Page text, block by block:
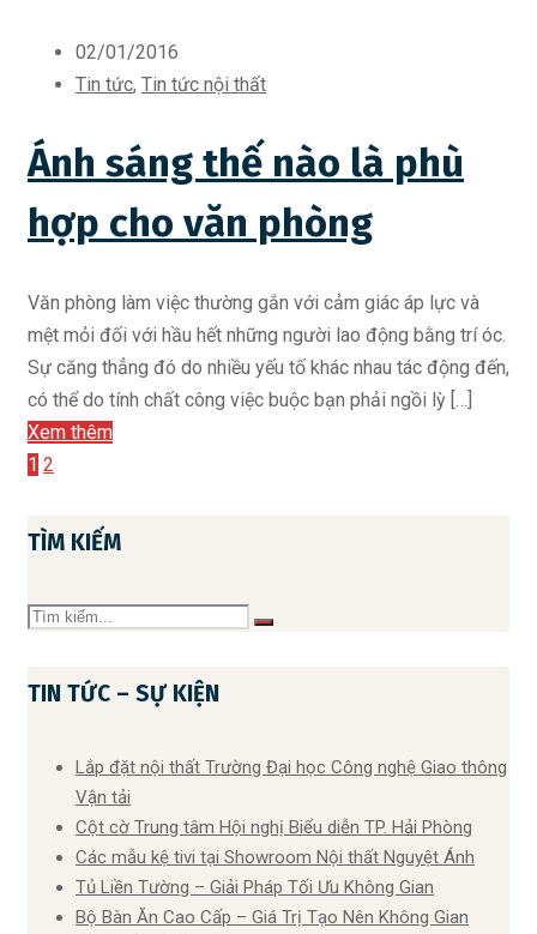
02/01/2016
Tin tức, Tin tức nội thất
Ánh sáng thế nào là phù
hợp cho văn phòng
Văn phòng làm việc thường gắn với cảm giác áp lực và
mệt mỏi đối với hầu hết những người lao động bằng trí óc.
Sự căng thẳng đó do nhiều yếu tố khác nhau tác động đến,
có thể do tính chất công việc buộc bạn phải ngồi lỳ […]
Xem thêm
1 2
TÌM KIẾM
TIN TỨC – SỰ KIỆN
Lắp đặt nội thất Trường Đại học Công nghệ Giao thông
Vận tải
Cột cờ Trung tâm Hội nghị Biểu diễn TP. Hải Phòng
Các mẫu kệ tivi tại Showroom Nội thất Nguyệt Ánh
Tủ Liền Tường – Giải Pháp Tối Ưu Không Gian
Bộ Bàn Ăn Cao Cấp – Giá Trị Tạo Nên Không Gian